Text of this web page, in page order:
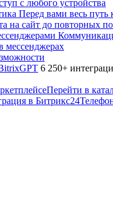
с любого устройства
Перед вами весь
на сайт до повторных
мессенджерах
6 250+
Перейти в
в Битрикс24